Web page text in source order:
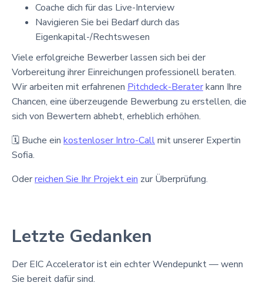
Coache dich für das Live-Interview
Navigieren Sie bei Bedarf durch das
Eigenkapital-/Rechtswesen
Viele erfolgreiche Bewerber lassen sich bei der
Vorbereitung ihrer Einreichungen professionell beraten.
Wir arbeiten mit erfahrenen Pitchdeck-Beraterkann Ihre
Chancen, eine überzeugende Bewerbung zu erstellen, die
sich von Bewertern abhebt, erheblich erhöhen.
🗓 Buche ein kostenloser Intro-Callmit unserer Expertin
Sofia.
Oderreichen Sie Ihr Projekt ein zur Überprüfung.
Letzte Gedanken
Der EIC Accelerator ist ein echter Wendepunkt — wenn
Sie bereit dafür sind.